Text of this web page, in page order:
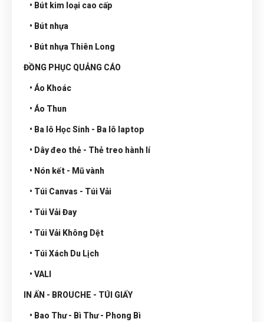
• Bút kim loại cao cấp
• Bút nhựa
• Bút nhựa Thiên Long
ĐỒNG PHỤC QUẢNG CÁO
• Áo Khoác
• Áo Thun
• Ba lô Học Sinh - Ba lô laptop
• Dây đeo thẻ - Thẻ treo hành lí
• Nón kết - Mũ vành
• Túi Canvas - Túi Vải
• Túi Vải Đay
• Túi Vải Không Dệt
• Túi Xách Du Lịch
• VALI
IN ẤN - BROUCHE - TÚI GIẤY
• Bao Thư - Bì Thư - Phong Bì